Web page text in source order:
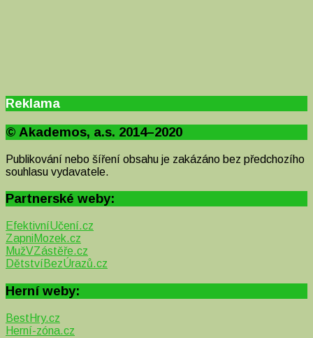
Reklama
© Akademos, a.s. 2014–2020
Publikování nebo šíření obsahu je zakázáno bez předchozího
souhlasu vydavatele.
Partnerské weby:
EfektivníUčení.cz
ZapniMozek.cz
MužVZástěře.cz
DětstvíBezÚrazů.cz
Herní weby:
BestHry.cz
Herní-zóna.cz